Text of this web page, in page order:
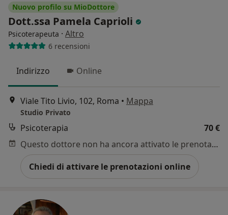
Nuovo profilo su MioDottore
Dott.ssa Pamela Caprioli
Psicoterapeuta · Altro
6 recensioni
Indirizzo Online
Viale Tito Livio, 102, Roma • Mappa
Studio Privato
Psicoterapia
70 €
Questo dottore non ha ancora attivato le prenotazioni online presso questo indirizzo.
Chiedi di attivare le prenotazioni online